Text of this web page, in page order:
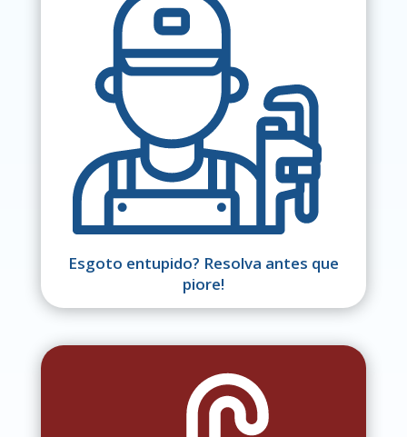
Esgoto entupido? Resolva antes que
piore!